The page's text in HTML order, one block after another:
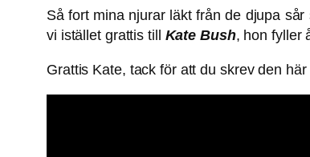
Så fort mina njurar läkt från de djupa
vi istället grattis till Kate Bush, hon fyller
Grattis Kate, tack för att du skrev den